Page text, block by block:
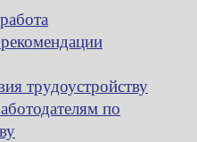
трудоустройству
по